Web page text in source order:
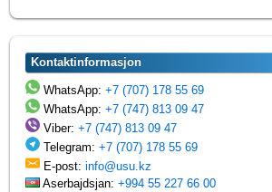
Kontaktinformasjon
WhatsApp:+7 (707) 178 55 69
WhatsApp:+7 (747) 813 09 47
Viber:+7 (747) 813 09 47
Telegram:+7 (707) 178 55 69
E-post:info@usu.kz
Aserbajdsjan:+994 55 227 66 00